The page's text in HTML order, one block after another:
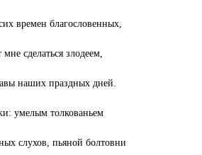
времен благословенных,
сделаться злодеем,
наших праздных дней.
умелым толкованьем
слухов, пьяной болтовни